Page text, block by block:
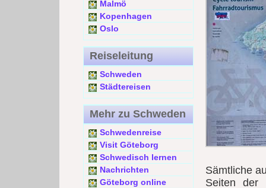
Malmö
Kopenhagen
Oslo
Reiseleitung
Schweden
Städtereisen
Mehr zu Schweden
Schwedenreise
Visit Göteborg
Schwedisch lernen
Nachrichten
Göteborg online
Sämtliche
Seiten der